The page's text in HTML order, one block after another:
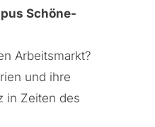
Schö­ne­
Arbeits­markt?
und ihre
in Zei­ten des